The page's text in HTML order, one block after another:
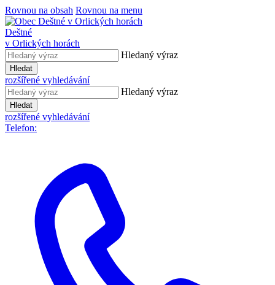
Rovnou na obsah Rovnou na menu
Deštné
v Orlických horách
Hledaný výraz
Hledat
rozšířené vyhledávání
Hledaný výraz
Hledat
rozšířené vyhledávání
Telefon: